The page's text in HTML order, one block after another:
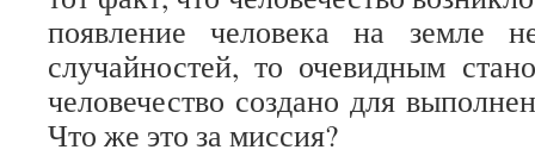
появление человека на земле
случайностей, то очевидным
человечество создано для
Что же это за миссия?